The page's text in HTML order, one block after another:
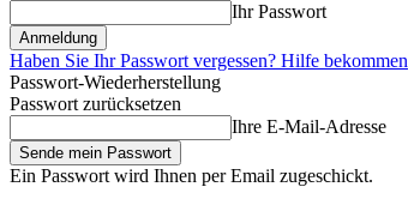
Ihr Passwort
Haben Sie Ihr Passwort vergessen? Hilfe bekommen
Passwort-Wiederherstellung
Passwort zurücksetzen
Ihre E-Mail-Adresse
Ein Passwort wird Ihnen per Email zugeschickt.